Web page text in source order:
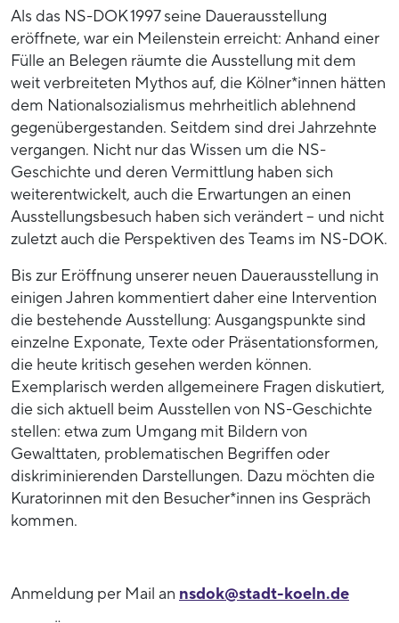
Als das NS-DOK 1997 seine Dauerausstellung
eröffnete, war ein Meilenstein erreicht: Anhand einer
Fülle an Belegen räumte die Ausstellung mit dem
weit verbreiteten Mythos auf, die Kölner*innen hätten
dem Nationalsozialismus mehrheitlich ablehnend
gegenübergestanden. Seitdem sind drei Jahrzehnte
vergangen. Nicht nur das Wissen um die NS-
Geschichte und deren Vermittlung haben sich
weiterentwickelt, auch die Erwartungen an einen
Ausstellungsbesuch haben sich verändert – und nicht
zuletzt auch die Perspektiven des Teams im NS-DOK.
Bis zur Eröffnung unserer neuen Dauerausstellung in
einigen Jahren kommentiert daher eine Intervention
die bestehende Ausstellung: Ausgangspunkte sind
einzelne Exponate, Texte oder Präsentationsformen,
die heute kritisch gesehen werden können.
Exemplarisch werden allgemeinere Fragen diskutiert,
die sich aktuell beim Ausstellen von NS-Geschichte
stellen: etwa zum Umgang mit Bildern von
Gewalttaten, problematischen Begriffen oder
diskriminierenden Darstellungen. Dazu möchten die
Kuratorinnen mit den Besucher*innen ins Gespräch
kommen.
Anmeldung per Mail an nsdok@stadt-koeln.de